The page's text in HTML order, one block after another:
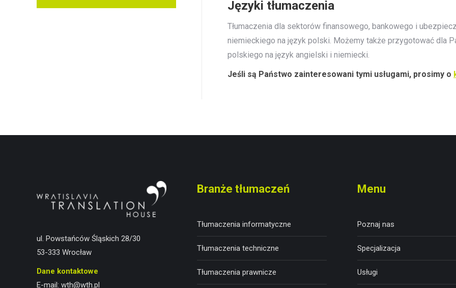
Języki tłumaczenia
Tłumaczenia dla sektorów finansowego, bankowego i
niemieckiego na język polski. Możemy także przygotować dla
polskiego na język angielski i niemiecki.
Jeśli są Państwo zainteresowani tymi usługami, prosimy o
ul. Powstańców Śląskich 28/30
53-333 Wrocław
Dane kontaktowe
E-mail: wth@wth.pl
Branże tłumaczeń
Tłumaczenia informatyczne
Tłumaczenia techniczne
Tłumaczenia prawnicze
Menu
Poznaj nas
Specjalizacja
Usługi